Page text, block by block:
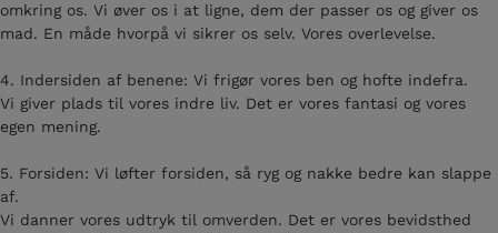
omkring os. Vi øver os i at ligne, dem der passer os og giver os
mad. En måde hvorpå vi sikrer os selv. Vores overlevelse.
4. Indersiden af benene: Vi frigør vores ben og hofte indefra.
Vi giver plads til vores indre liv. Det er vores fantasi og vores
egen mening.
5. Forsiden: Vi løfter forsiden, så ryg og nakke bedre kan slappe
af.
Vi danner vores udtryk til omverden. Det er vores bevidsthed